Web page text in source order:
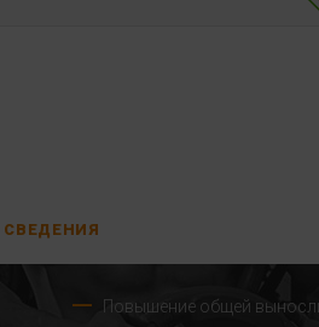
Повышение общей